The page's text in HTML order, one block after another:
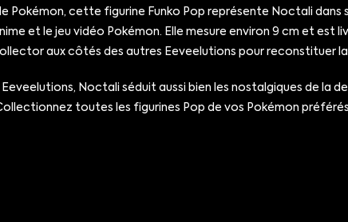
Pokémon, cette figurine Funko Pop représente Noctali
et le jeu vidéo Pokémon. Elle mesure environ 9 cm et est
aux côtés des autres Eeveelutions pour reconstituer
Noctali séduit aussi bien les nostalgiques de la
toutes les figurines Pop de vos Pokémon